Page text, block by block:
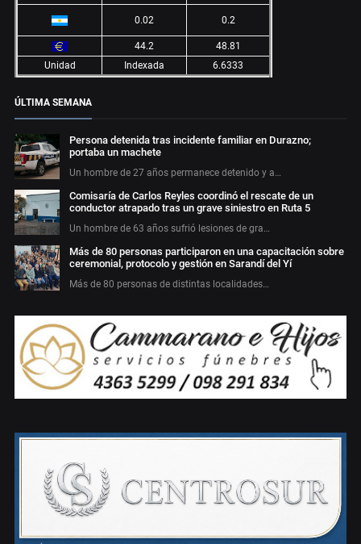
0.02 0.2
44.2
48.81
Unidad
Indexada 6.6333
ÚLTIMA SEMANA
Persona detenida tras incidente familiar en Durazno;
portaba un machete
Un hombre de 27 años permanece detenido y a…
Comisaría de Carlos Reyles coordinó el rescate de un
conductor atrapado tras un grave siniestro en Ruta 5
Un hombre de 63 años sufrió lesiones de gra…
Más de 80 personas participaron en una capacitación sobre
ceremonial, protocolo y gestión en Sarandí del Yí
Más de 80 personas de distintas localidades…